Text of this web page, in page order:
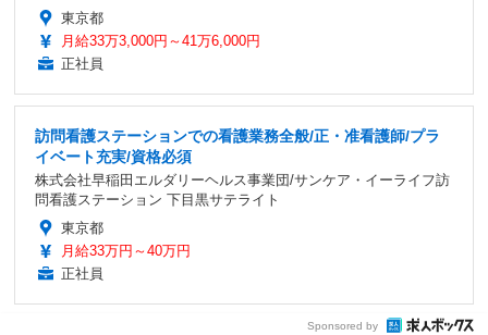
東京都
月給33万3,000円～41万6,000円
正社員
訪問看護ステーションでの看護業務全般/正・准看護師/プラ
イベート充実/資格必須
株式会社早稲田エルダリーヘルス事業団/サンケア・イーライフ訪
問看護ステーション 下目黒サテライト
東京都
月給33万円～40万円
正社員
Sponsored by